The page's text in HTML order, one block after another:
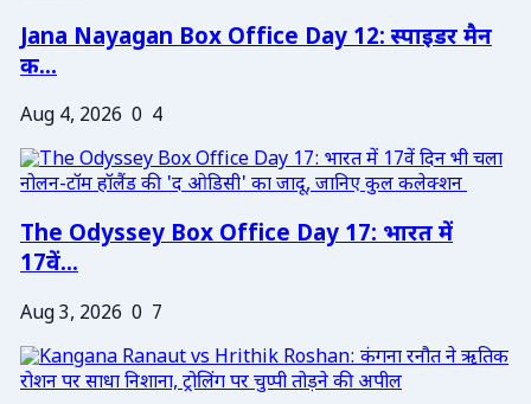
Jana Nayagan Box Office Day 12: स्पाइडर मैन
क...
Aug 4, 2026 0 4
The Odyssey Box Office Day 17: भारत में
17वें...
Aug 3, 2026 0 7